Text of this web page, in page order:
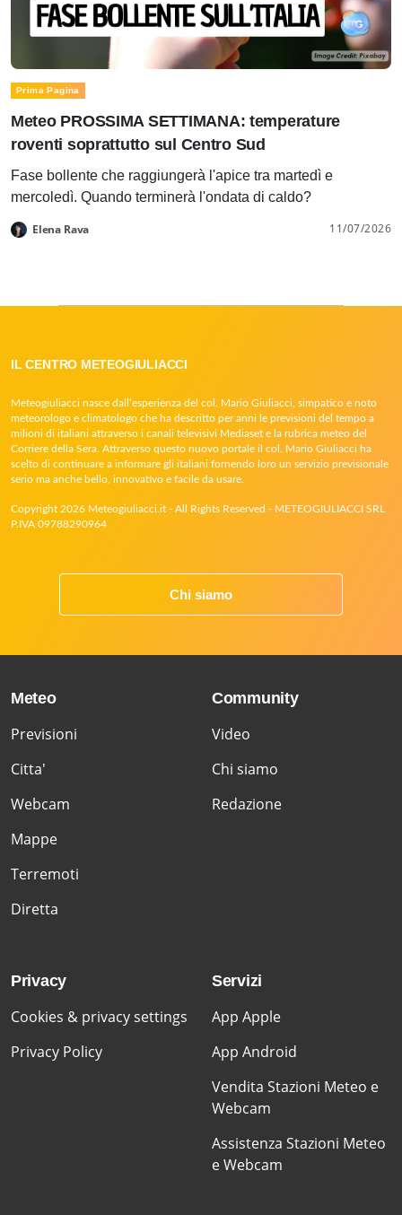
Prima Pagina
Meteo PROSSIMA SETTIMANA: temperature
roventi soprattutto sul Centro Sud
Fase bollente che raggiungerà l'apice tra martedì e
mercoledì. Quando terminerà l'ondata di caldo?
Elena Rava 11/07/2026
IL CENTRO METEOGIULIACCI
Meteogiuliacci nasce dall’esperienza del col. Mario Giuliacci, simpatico e noto
meteorologo e climatologo che ha descritto per anni le previsioni del tempo a
milioni di italiani attraverso i canali televisivi Mediaset e la rubrica meteo del
Corriere della Sera. Attraverso questo nuovo portale il col. Mario Giuliacci ha
scelto di continuare a informare gli italiani fornendo loro un servizio previsionale
serio ma anche bello, innovativo e facile da usare.
Copyright 2026 Meteogiuliacci.it - All Rights Reserved - METEOGIULIACCI SRL
P.IVA 09788290964
Chi siamo
Meteo
Previsioni
Citta'
Webcam
Mappe
Terremoti
Diretta
Community
Video
Chi siamo
Redazione
Privacy
Cookies & privacy settings
Privacy Policy
Servizi
App Apple
App Android
Vendita Stazioni Meteo e
Webcam
Assistenza Stazioni Meteo
e Webcam